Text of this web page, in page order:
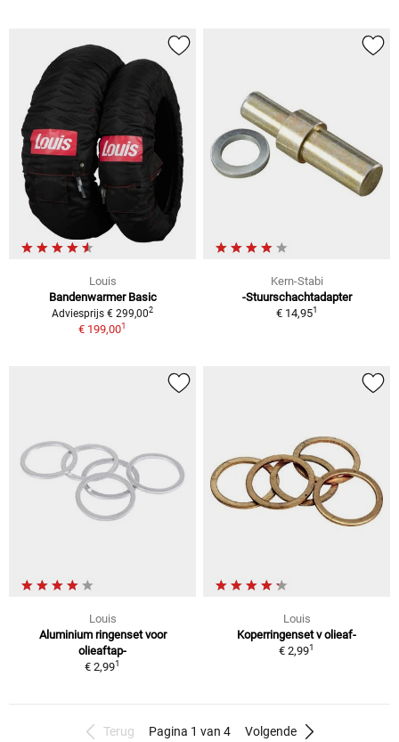
Louis
Bandenwarmer Basic
Adviesprijs € 299,002
€ 199,001
Kern-Stabi
-Stuurschachtadapter
€ 14,951
Louis
Aluminium ringenset voor
olieaftap-
€ 2,991
Louis
Koperringenset v olieaf-
€ 2,991
Terug Pagina 1 van 4 Volgende